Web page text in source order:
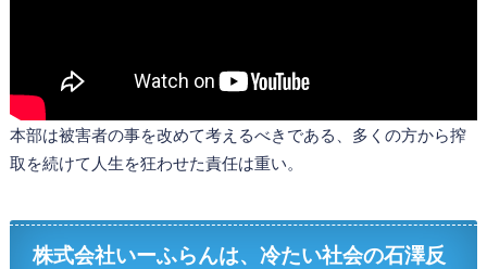
本部は被害者の事を改めて考えるべきである、多くの方から搾
取を続けて人生を狂わせた責任は重い。
株式会社いーふらんは、冷たい社会の石澤反